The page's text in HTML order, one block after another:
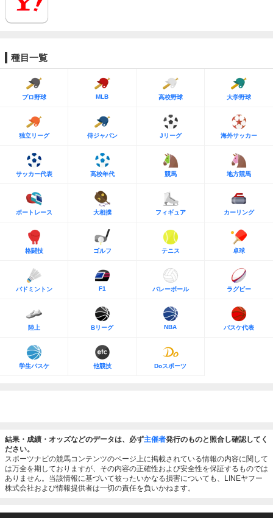
種目一覧
プロ野球 MLB 高校野球 大学野球
独立リーグ 侍ジャパン Jリーグ 海外サッカー
サッカー代表 高校年代 競馬 地方競馬
ボートレース 大相撲 フィギュア カーリング
格闘技 ゴルフ テニス 卓球
バドミントン F1 バレーボール ラグビー
陸上 Bリーグ NBA バスケ代表
学生バスケ 他競技 Doスポーツ
結果・成績・オッズなどのデータは、必ず主催者発行のものと照合し確認してく
ださい。
スポーツナビの競馬コンテンツのページ上に掲載されている情報の内容に関して
は万全を期しておりますが、その内容の正確性および安全性を保証するものでは
ありません。当該情報に基づいて被ったいかなる損害についても、LINEヤフー
株式会社および情報提供者は一切の責任を負いかねます。